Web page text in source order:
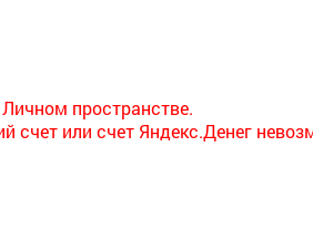
пространстве.
счет или счет Яндекс.Денег